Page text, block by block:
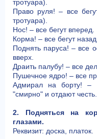
тротуара).
Право руля! – все
тротуара).
Нос! – все бегут вперед.
Корма! – все бегут назад.
Поднять паруса! – все
вверх.
Драить палубу! – все
Пушечное ядро! – все
Адмирал на борту! –
"смирно" и отдают честь.
2. Подняться на
глазами.
Реквизит: доска, платок.